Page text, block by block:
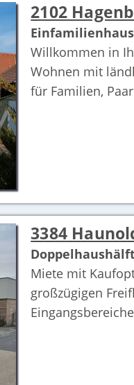
2102
Willkommen in
Wohnen mit
für Familien,
3384
Miete mit
großzügigen